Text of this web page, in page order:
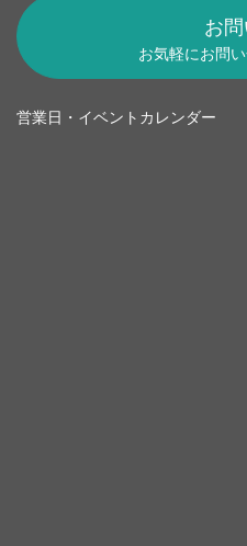
お
お気軽にお問
営業日・イベントカレンダー